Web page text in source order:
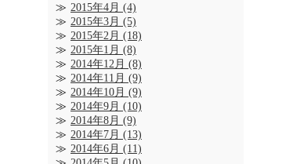
2015年4月 (4)
2015年3月 (5)
2015年2月 (18)
2015年1月 (8)
2014年12月 (8)
2014年11月 (9)
2014年10月 (9)
2014年9月 (10)
2014年8月 (9)
2014年7月 (13)
2014年6月 (11)